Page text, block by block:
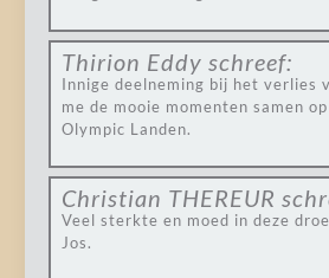
Thirion Eddy schreef:
Innige deelneming bij het verlies
me de mooie momenten samen
Olympic Landen.
Christian THEREUR
Veel sterkte en moed in deze
Jos.